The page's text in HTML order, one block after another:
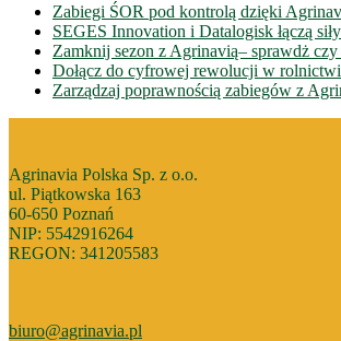
Zabiegi ŚOR pod kontrolą dzięki
SEGES Innovation i Datalogisk łączą siły
Zamknij sezon z Agrinavią– sprawdż czy
Dołącz do cyfrowej rewolucji w
Zarządzaj poprawnością zabiegów z
Agrinavia Polska Sp. z o.o.
ul. Piątkowska 163
60-650 Poznań
NIP: 5542916264
REGON: 341205583
biuro@agrinavia.pl